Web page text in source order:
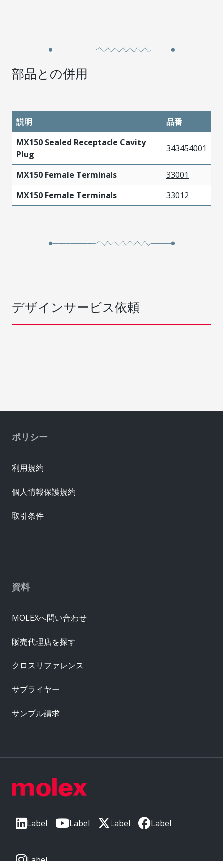
部品との併用
説明
品番
MX150 Sealed Receptacle Cavity
Plug
343454001
MX150 Female Terminals
33001
MX150 Female Terminals
33012
デザインサービス依頼
Label Label Label Label
資料
MOLEXへ問い合わせ
販売代理店を探す
クロスリファレンス
サプライヤー
サンプル請求
ポリシー
利用規約
個人情報保護規約
取引条件